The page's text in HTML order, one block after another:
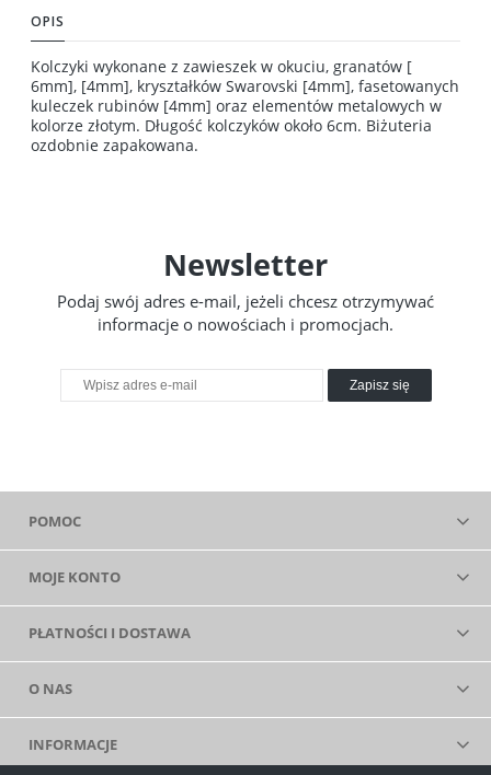
OPIS
Kolczyki wykonane z zawieszek w okuciu, granatów [
6mm], [4mm], kryształków Swarovski [4mm], fasetowanych
kuleczek rubinów [4mm] oraz elementów metalowych w
kolorze złotym. Długość kolczyków około 6cm. Biżuteria
ozdobnie zapakowana.
Newsletter
Podaj swój adres e-mail, jeżeli chcesz otrzymywać
informacje o nowościach i promocjach.
Zapisz się
POMOC
MOJE KONTO
PŁATNOŚCI I DOSTAWA
O NAS
INFORMACJE